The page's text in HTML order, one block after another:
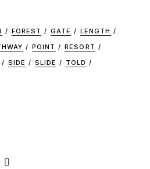
FOREST GATE
LENGTH
POINT
RESORT
SIDE SLIDE
TOLD